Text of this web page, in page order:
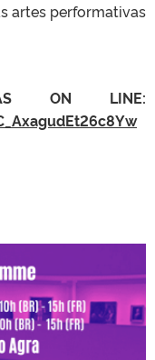
artes performativas
ON LINE: